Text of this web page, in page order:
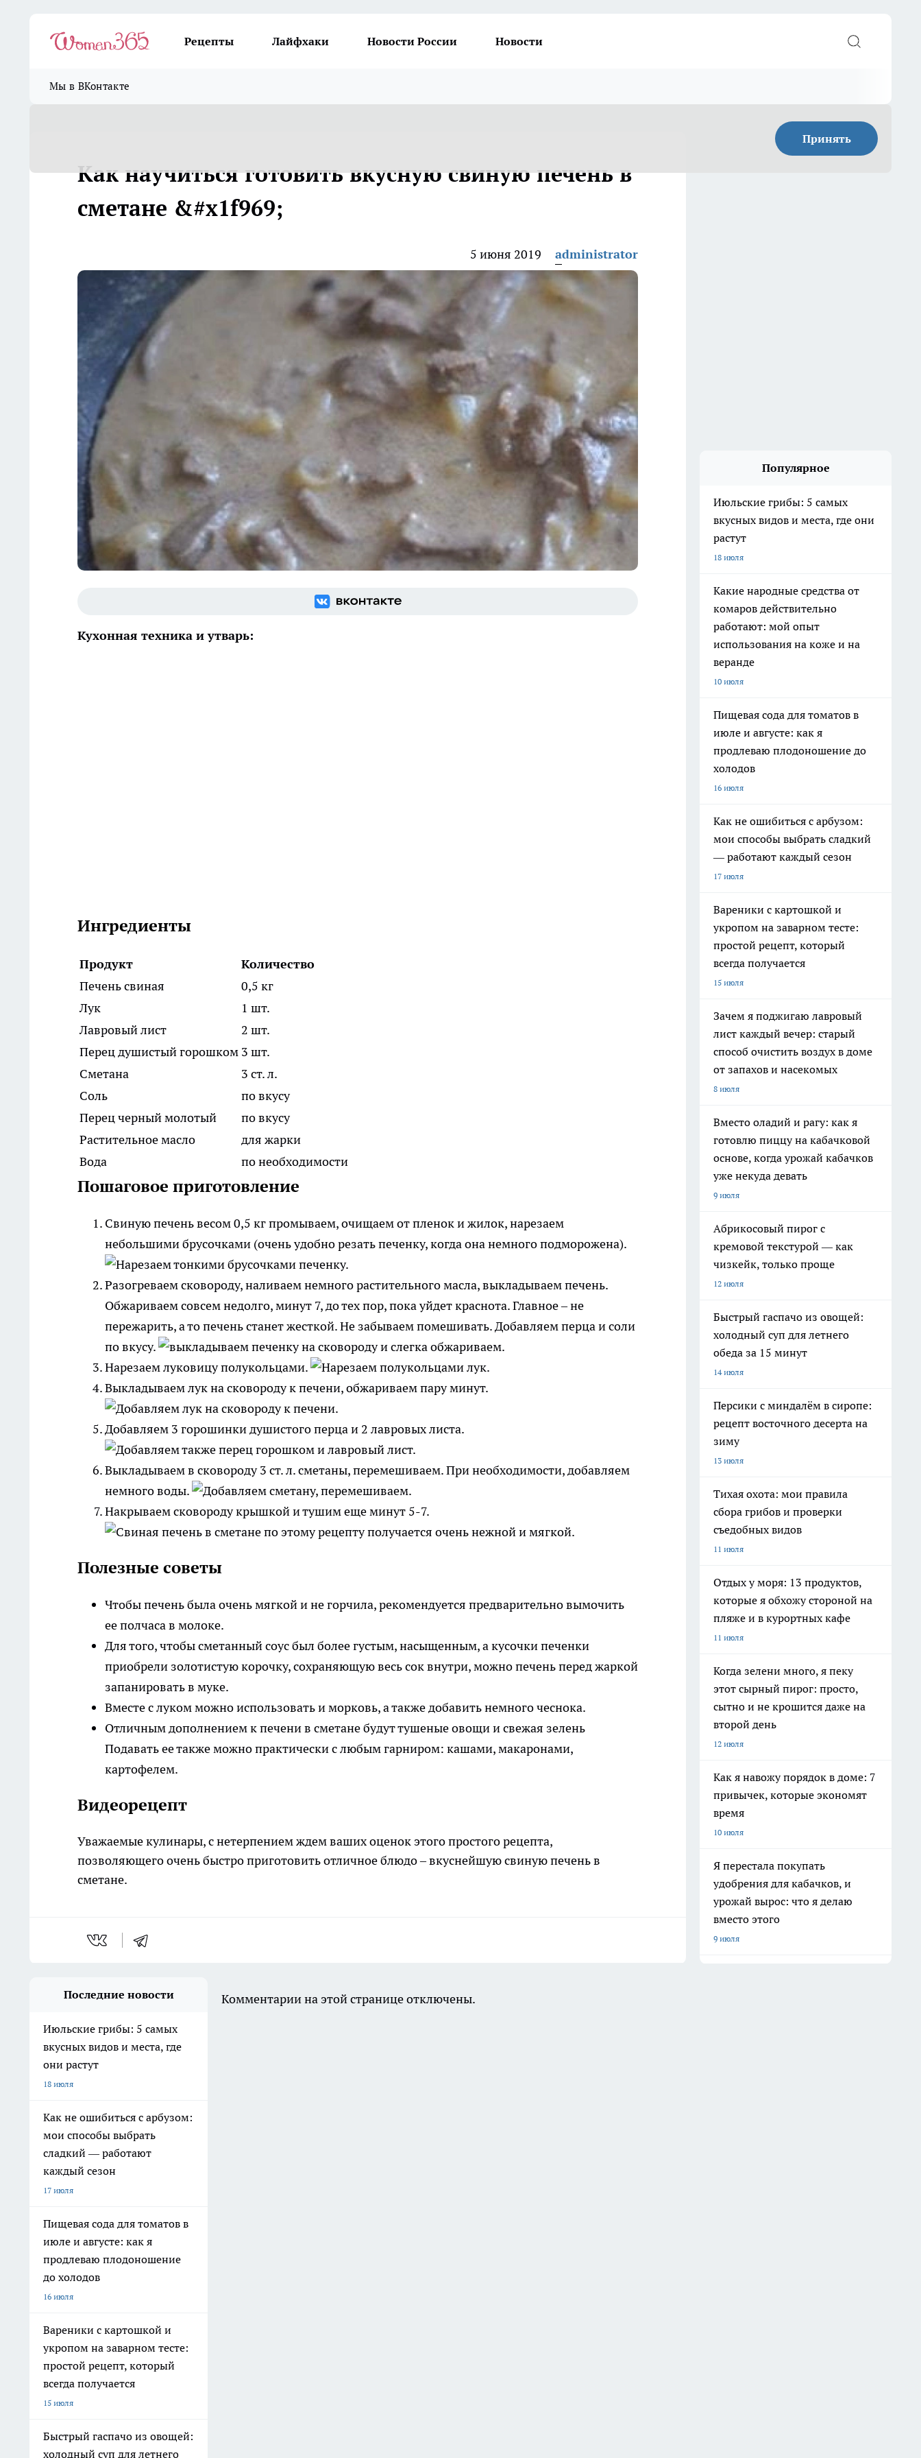
Рецепты Лайфхаки Новости России Новости
Мы в ВКонтакте
Принять
Как научиться готовить вкусную свиную печень в
сметане &#x1f969;
5 июня 2019 administrator
Кухонная техника и утварь:
Ингредиенты
Продукт
Количество
Печень свиная
0,5 кг
Лук
1 шт.
Лавровый лист
2 шт.
Перец душистый горошком 3 шт.
Сметана
3 ст. л.
Соль
по вкусу
Перец черный молотый
по вкусу
Растительное масло
для жарки
Вода
по необходимости
Пошаговое приготовление
Свиную печень весом 0,5 кг промываем, очищаем от пленок и жилок, нарезаем
небольшими брусочками (очень удобно резать печенку, когда она немного подморожена).
Разогреваем сковороду, наливаем немного растительного масла, выкладываем печень.
Обжариваем совсем недолго, минут 7, до тех пор, пока уйдет краснота. Главное – не
пережарить, а то печень станет жесткой. Не забываем помешивать. Добавляем перца и соли
по вкусу.
Нарезаем луковицу полукольцами.
Выкладываем лук на сковороду к печени, обжариваем пару минут.
Добавляем 3 горошинки душистого перца и 2 лавровых листа.
Выкладываем в сковороду 3 ст. л. сметаны, перемешиваем. При необходимости, добавляем
немного воды.
Накрываем сковороду крышкой и тушим еще минут 5-7.
Полезные советы
Чтобы печень была очень мягкой и не горчила, рекомендуется предварительно вымочить
ее полчаса в молоке.
Для того, чтобы сметанный соус был более густым, насыщенным, а кусочки печенки
приобрели золотистую корочку, сохраняющую весь сок внутри, можно печень перед жаркой
запанировать в муке.
Вместе с луком можно использовать и морковь, а также добавить немного чеснока.
Отличным дополнением к печени в сметане будут тушеные овощи и свежая зелень
Подавать ее также можно практически с любым гарниром: кашами, макаронами,
картофелем.
Видеорецепт
Уважаемые кулинары, с нетерпением ждем ваших оценок этого простого рецепта,
позволяющего очень быстро приготовить отличное блюдо – вкуснейшую свиную печень в
сметане.
Популярное
Июльские грибы: 5 самых
вкусных видов и места, где они
растут
18 июля
Какие народные средства от
комаров действительно
работают: мой опыт
использования на коже и на
веранде
10 июля
Пищевая сода для томатов в
июле и августе: как я
продлеваю плодоношение до
холодов
16 июля
Как не ошибиться с арбузом:
мои способы выбрать сладкий
— работают каждый сезон
17 июля
Вареники с картошкой и
укропом на заварном тесте:
простой рецепт, который
всегда получается
15 июля
Зачем я поджигаю лавровый
лист каждый вечер: старый
способ очистить воздух в доме
от запахов и насекомых
8 июля
Вместо оладий и рагу: как я
готовлю пиццу на кабачковой
основе, когда урожай кабачков
уже некуда девать
9 июля
Абрикосовый пирог с
кремовой текстурой — как
чизкейк, только проще
12 июля
Быстрый гаспачо из овощей:
холодный суп для летнего
обеда за 15 минут
14 июля
Персики с миндалём в сиропе:
рецепт восточного десерта на
зиму
13 июля
Тихая охота: мои правила
сбора грибов и проверки
съедобных видов
11 июля
Отдых у моря: 13 продуктов,
которые я обхожу стороной на
пляже и в курортных кафе
11 июля
Когда зелени много, я пеку
этот сырный пирог: просто,
сытно и не крошится даже на
второй день
12 июля
Как я навожу порядок в доме: 7
привычек, которые экономят
время
10 июля
Я перестала покупать
удобрения для кабачков, и
урожай вырос: что я делаю
вместо этого
9 июля
Последние новости
Июльские грибы: 5 самых
вкусных видов и места, где
они растут
18 июля
Как не ошибиться с арбузом:
мои способы выбрать
сладкий — работают
каждый сезон
17 июля
Пищевая сода для томатов в
июле и августе: как я
продлеваю плодоношение
до холодов
16 июля
Вареники с картошкой и
укропом на заварном тесте:
простой рецепт, который
всегда получается
15 июля
Быстрый гаспачо из овощей:
холодный суп для летнего
Комментарии на этой странице отключены.